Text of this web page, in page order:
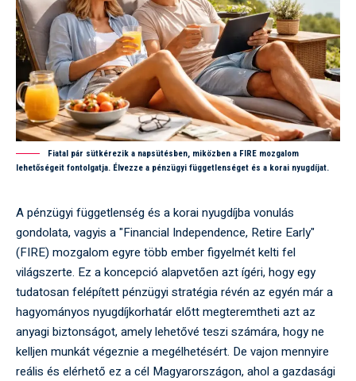
Fiatal pár sütkérezik a napsütésben, miközben a FIRE mozgalom
lehetőségeit fontolgatja. Élvezze a pénzügyi függetlenséget és a korai nyugdíjat.
A pénzügyi függetlenség és a korai nyugdíjba vonulás
gondolata, vagyis a "Financial Independence, Retire Early"
(FIRE) mozgalom egyre több ember figyelmét kelti fel
világszerte. Ez a koncepció alapvetően azt ígéri, hogy egy
tudatosan felépített pénzügyi stratégia révén az egyén már a
hagyományos nyugdíjkorhatár előtt megteremtheti azt az
anyagi biztonságot, amely lehetővé teszi számára, hogy ne
kelljen munkát végeznie a megélhetésért. De vajon mennyire
reális és elérhető ez a cél Magyarországon, ahol a gazdasági